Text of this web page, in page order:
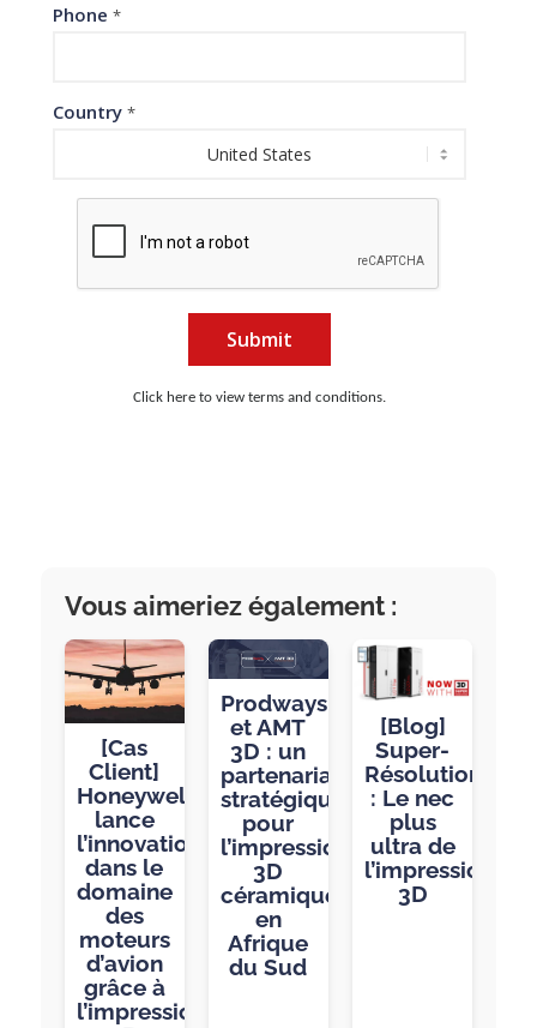
Phone *
Country *
Submit
Click here to view terms and conditions.
Vous aimeriez également :
[Cas
Client]
Honeywell
lance
l’innovation
dans le
domaine
des
moteurs
d’avion
grâce à
l’impression
Prodways
et AMT
3D : un
partenariat
stratégique
pour
l’impression
3D
céramique
en
Afrique
du Sud
[Blog]
Super-
Résolution
: Le nec
plus
ultra de
l’impression
3D